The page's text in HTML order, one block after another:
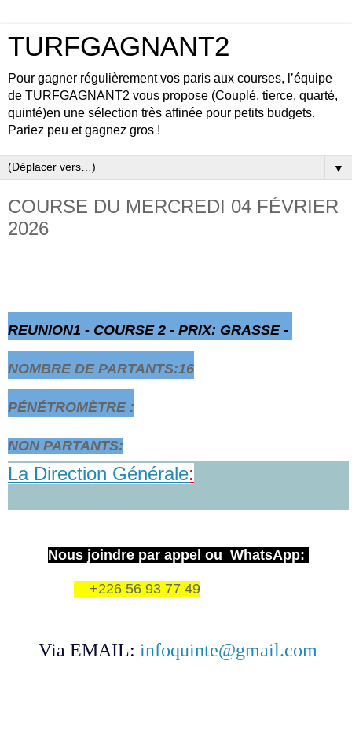
TURFGAGNANT2
Pour gagner régulièrement vos paris aux courses, l’équipe
de TURFGAGNANT2 vous propose (Couplé, tierce, quarté,
quinté)en une sélection très affinée pour petits budgets.
Pariez peu et gagnez gros !
▼
COURSE DU MERCREDI 04 FÉVRIER
2026
REUNION1 - COURSE 2 - PRIX: GRASSE -
NOMBRE DE PARTANTS:16
PÉNÉTROMÈTRE :
NON PARTANTS:
La Direction Générale:
Nous joindre par appel ou WhatsApp:
+226 56 93 77 49
Via EMAIL: infoquinte@gmail.com